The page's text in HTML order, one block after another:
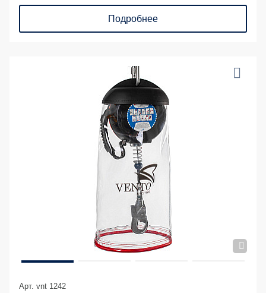
Подробнее
Арт. vnt 1242